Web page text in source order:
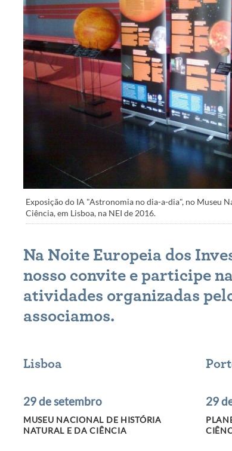
Exposição do IA "Astronomia no dia-a-dia", no Museu
Ciência, em Lisboa, na NEI de 2016.
Na Noite Europeia dos
nosso convite e participe
atividades organizadas
associamos.
29
Lisboa
29 de setembro
MUSEU NACIONAL DE HISTÓRIA
NATURAL E DA CIÊNCIA